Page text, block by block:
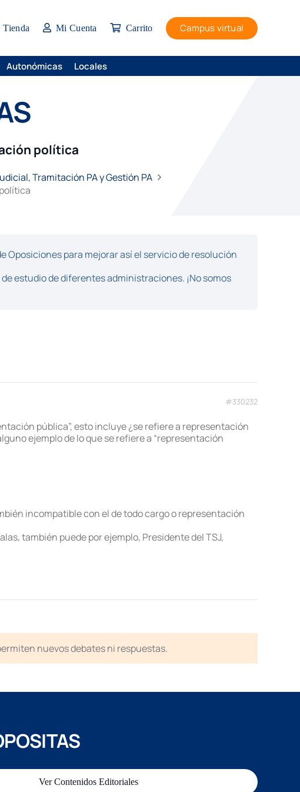
Tienda Mi Cuenta Carrito Campus virtual
Autonómicas Locales
política
Tramitación PA y Gestión PA
Oposiciones para mejorar así el servicio de resolución
estudio de diferentes administraciones. ¡No somos
#330232
pública”, esto incluye ¿se refiere a representación
ejemplo de lo que se refiere a “representación
incompatible con el de todo cargo o representación
también puede por ejemplo, Presidente del TSJ,
nuevos debates ni respuestas.
Ver Contenidos Editoriales